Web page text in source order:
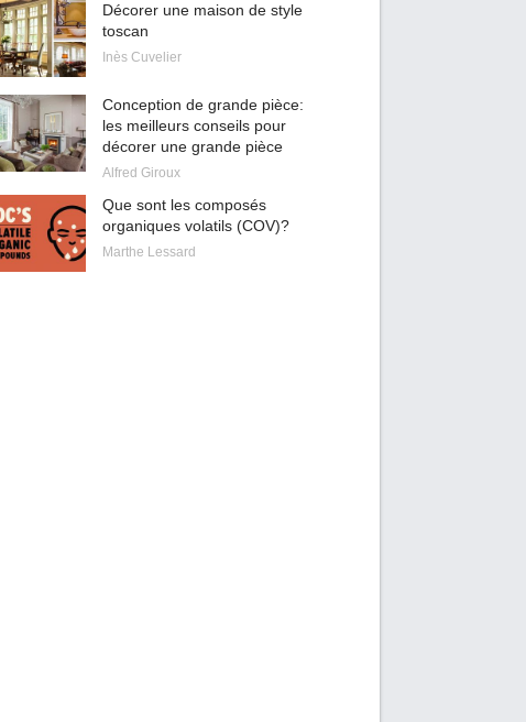
Décorer une maison de style
toscan
Inès Cuvelier
Conception de grande pièce:
les meilleurs conseils pour
décorer une grande pièce
Alfred Giroux
Que sont les composés
organiques volatils (COV)?
Marthe Lessard